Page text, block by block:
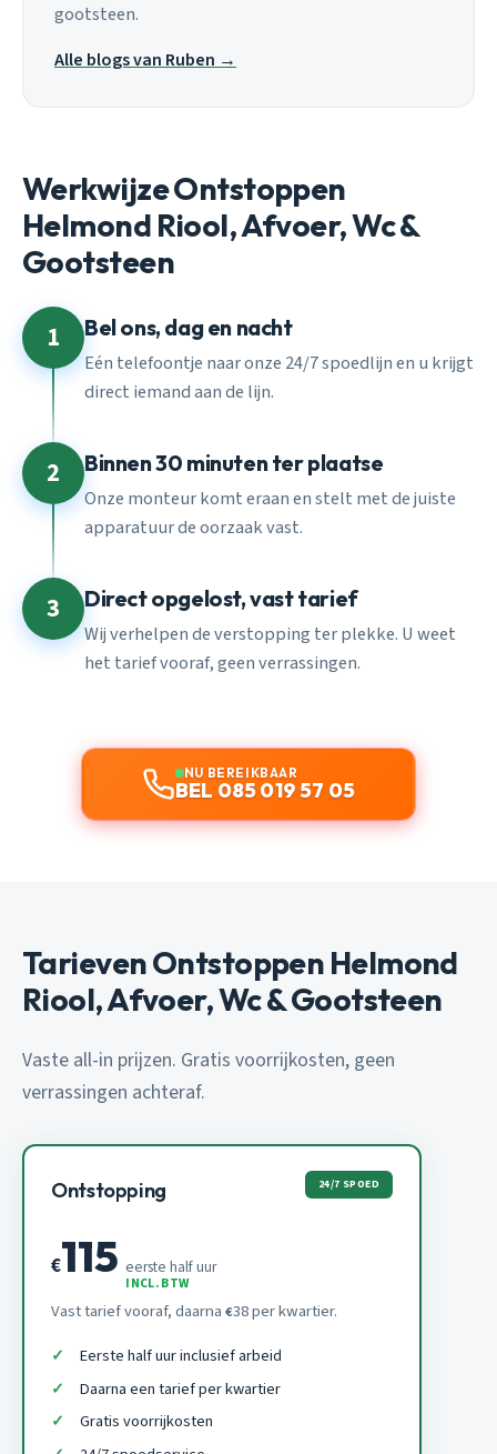
gootsteen.
Alle blogs van Ruben →
Werkwijze Ontstoppen
Helmond Riool, Afvoer, Wc &
Gootsteen
1 Bel ons, dag en nacht
Eén telefoontje naar onze 24/7 spoedlijn en u krijgt
direct iemand aan de lijn.
2 Binnen 30 minuten ter plaatse
Onze monteur komt eraan en stelt met de juiste
apparatuur de oorzaak vast.
3 Direct opgelost, vast tarief
Wij verhelpen de verstopping ter plekke. U weet
het tarief vooraf, geen verrassingen.
NU BEREIKBAAR
BEL 085 019 57 05
Tarieven Ontstoppen Helmond
Riool, Afvoer, Wc & Gootsteen
Vaste all-in prijzen. Gratis voorrijkosten, geen
verrassingen achteraf.
Ontstopping 24/7 SPOED
€115 eerste half uur
INCL. BTW
Vast tarief vooraf, daarna €38 per kwartier.
Eerste half uur inclusief arbeid
Daarna een tarief per kwartier
Gratis voorrijkosten